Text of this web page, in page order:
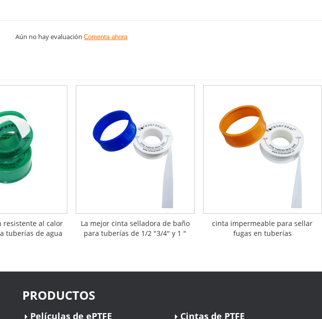
Aún no hay evaluaciónComenta ahora
resistente al calor
tuberías de agua
La mejor cinta selladora de baño
para tuberías de 1/2 "3/4" y 1 "
cinta impermeable para sellar
fugas en tuberías
PRODUCTOS
Películas de ePTFE Cintas de PTFE